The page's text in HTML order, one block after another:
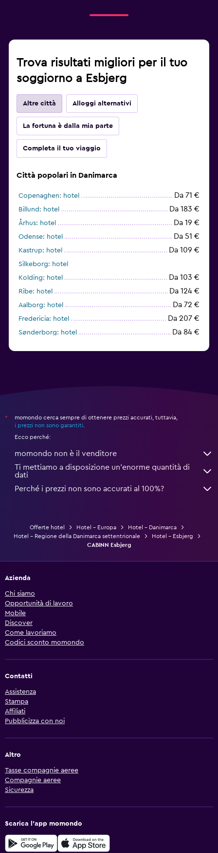
Trova risultati migliori per il tuo
soggiorno a Esbjerg
Altre città Alloggi alternativi
La fortuna è dalla mia parte
Completa il tuo viaggio
Città popolari in Danimarca
Copenaghen: hotel Da 71 €
Billund: hotel Da 183 €
Århus: hotel Da 19 €
Odense: hotel Da 51 €
Kastrup: hotel Da 109 €
Silkeborg: hotel
Kolding: hotel
Da 103 €
Ribe: hotel Da 124 €
Aalborg: hotel Da 72 €
Fredericia: hotel Da 207 €
Sønderborg: hotel Da 84 €
*
momondo cerca sempre di ottenere prezzi accurati, tuttavia,
i prezzi non sono garantiti
Ecco perché:
momondo non è il venditore
Ti mettiamo a disposizione un’enorme quantità di
dati
Perché i prezzi non sono accurati al 100%?
Offerte hotel Hotel - Europa
Hotel - Danimarca
Hotel - Regione della Danimarca settentrionale
Hotel - Esbjerg
CABINN Esbjerg
Azienda
Chi siamo
Opportunità di lavoro
Mobile
Discover
Come lavoriamo
Codici sconto momondo
Contatti
Assistenza
Stampa
Affiliati
Pubblicizza con noi
Altro
Tasse compagnie aeree
Compagnie aeree
Sicurezza
Scarica l'app momondo